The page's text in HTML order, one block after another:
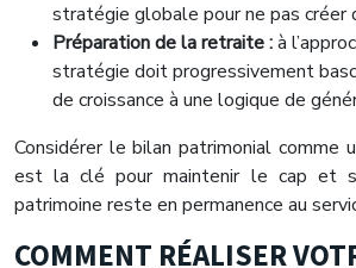
stratégie globale pour ne pas créer
Préparation de la retraite :à
stratégie doit progressivement
de croissance à une logique de
Considérer le bilan patrimonial comme
est la clé pour maintenir le cap et
patrimoine reste en permanence au
COMMENT RÉALISER